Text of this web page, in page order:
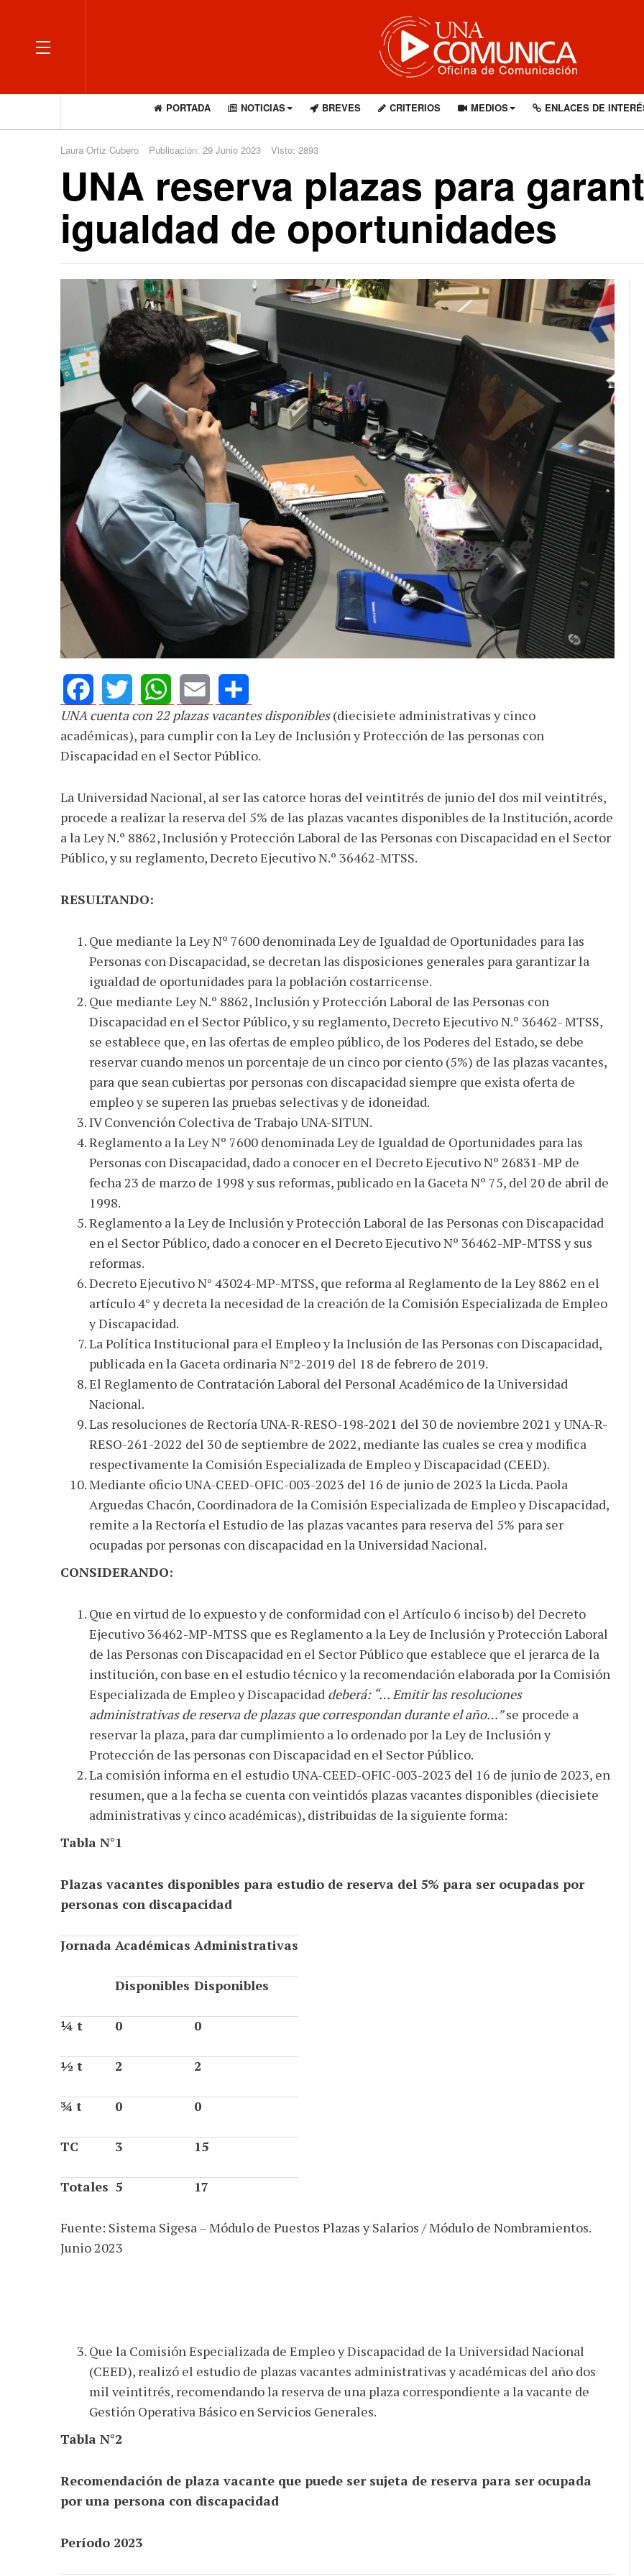
OFF CANVAS
PORTADA NOTICIAS BREVES CRITERIOS MEDIOS ENLACES DE
Laura Ortiz Cubero Publicación: 29 Junio 2023 Visto: 2893
UNA reserva plazas para
igualdad de oportunidades
FacebookTwitterWhatsApp
Email Share
UNA cuenta con 22 plazas vacantes disponibles(diecisiete administrativas y cinco
académicas), para cumplir con la Ley de Inclusión y Protección de las personas con
Discapacidad en el Sector Público.
La Universidad Nacional, al ser las catorce horas del veintitrés de junio del dos mil veintitrés,
procede a realizar la reserva del 5% de las plazas vacantes disponibles de la Institución, acorde
a la Ley N.º 8862, Inclusión y Protección Laboral de las Personas con Discapacidad en el Sector
Público, y su reglamento, Decreto Ejecutivo N.º 36462-MTSS.
RESULTANDO:
Que mediante la Ley Nº 7600 denominada Ley de Igualdad de Oportunidades para las
Personas con Discapacidad, se decretan las disposiciones generales para garantizar la
igualdad de oportunidades para la población costarricense.
Que mediante Ley N.º 8862, Inclusión y Protección Laboral de las Personas con
Discapacidad en el Sector Público, y su reglamento, Decreto Ejecutivo N.º 36462- MTSS,
se establece que, en las ofertas de empleo público, de los Poderes del Estado, se debe
reservar cuando menos un porcentaje de un cinco por ciento (5%) de las plazas vacantes,
para que sean cubiertas por personas con discapacidad siempre que exista oferta de
empleo y se superen las pruebas selectivas y de idoneidad.
IV Convención Colectiva de Trabajo UNA-SITUN.
Reglamento a la Ley Nº 7600 denominada Ley de Igualdad de Oportunidades para las
Personas con Discapacidad, dado a conocer en el Decreto Ejecutivo Nº 26831-MP de
fecha 23 de marzo de 1998 y sus reformas, publicado en la Gaceta Nº 75, del 20 de abril de
1998.
Reglamento a la Ley de Inclusión y Protección Laboral de las Personas con Discapacidad
en el Sector Público, dado a conocer en el Decreto Ejecutivo Nº 36462-MP-MTSS y sus
reformas.
Decreto Ejecutivo N° 43024-MP-MTSS, que reforma al Reglamento de la Ley 8862 en el
artículo 4° y decreta la necesidad de la creación de la Comisión Especializada de Empleo
y Discapacidad.
La Política Institucional para el Empleo y la Inclusión de las Personas con Discapacidad,
publicada en la Gaceta ordinaria N°2-2019 del 18 de febrero de 2019.
El Reglamento de Contratación Laboral del Personal Académico de la Universidad
Nacional.
Las resoluciones de RectoríaUNA-R-RESO-198-2021 del 30 de noviembre 2021 yUNA-R-
RESO-261-2022 del 30 de septiembre de 2022, mediante las cuales se crea y modifica
respectivamente la Comisión Especializada de Empleo y Discapacidad (CEED).
Mediante oficio UNA-CEED-OFIC-003-2023 del 16 de junio de 2023 la Licda. Paola
Arguedas Chacón, Coordinadora de la Comisión Especializada de Empleo y Discapacidad,
remite a la Rectoría el Estudio de las plazas vacantes para reserva del 5% para ser
ocupadas por personas con discapacidad en la Universidad Nacional.
CONSIDERANDO:
Que en virtud de lo expuesto y de conformidad con el Artículo 6 inciso b) del Decreto
Ejecutivo 36462-MP-MTSS que es Reglamento a la Ley de Inclusión y Protección Laboral
de las Personas con Discapacidad en el Sector Público que establece que el jerarca de la
institución, con base en el estudio técnico y la recomendación elaborada por la Comisión
Especializada de Empleo y Discapacidad deberá: “… Emitir las resoluciones
administrativas de reserva de plazas que correspondan durante el año…”se procede a
reservar la plaza, para dar cumplimiento a lo ordenado por la Ley de Inclusión y
Protección de las personas con Discapacidad en el Sector Público.
La comisión informa en el estudio UNA-CEED-OFIC-003-2023 del 16 de junio de 2023, en
resumen, que a la fecha se cuenta con veintidós plazas vacantes disponibles (diecisiete
administrativas y cinco académicas), distribuidas de la siguiente forma:
Tabla N°1
Plazas vacantes disponibles para estudio de reserva del 5% para ser ocupadas por
personas con discapacidad
Jornada Académicas Administrativas
Disponibles Disponibles
¼ t 0 0
½ t 2 2
¾ t 0 0
TC 3 15
Totales 5 17
Fuente: Sistema Sigesa – Módulo de Puestos Plazas y Salarios / Módulo de Nombramientos.
Junio 2023
Que la Comisión Especializada de Empleo y Discapacidad de la Universidad Nacional
(CEED), realizó el estudio de plazas vacantes administrativas y académicas del año dos
mil veintitrés, recomendando la reserva de una plaza correspondiente a la vacante de
Gestión Operativa Básico en Servicios Generales.
Tabla N°2
Recomendación de plaza vacante que puede ser sujeta de reserva para ser ocupada
por una persona con discapacidad
Período 2023
AGOSTO 05, 2026
Consejo Universitario llama a
defender la democracia
JULIO 24, 2026
Rechazo al reparto desigual
de ganancias es mayor
cuando hubo esfuerzo